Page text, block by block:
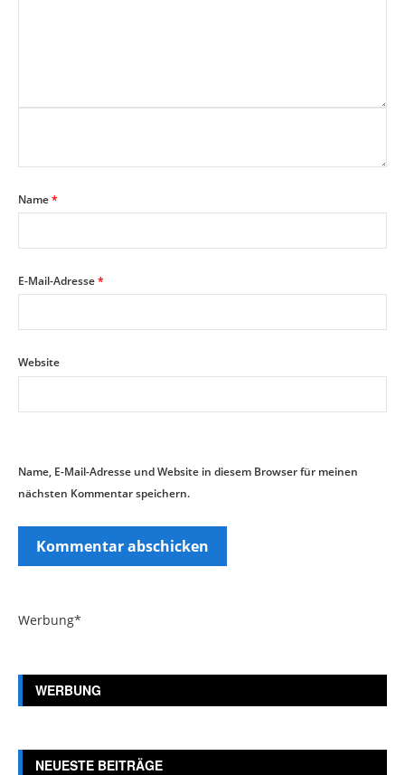
Name*
E-Mail-Adresse*
Website
Name, E-Mail-Adresse und Website in diesem Browser für meinen
nächsten Kommentar speichern.
Werbung*
WERBUNG
NEUESTE BEITRÄGE